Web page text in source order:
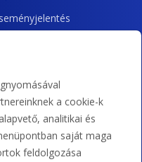
Súgó
a cookie-k
analitikai és
saját maga
feldolgozása